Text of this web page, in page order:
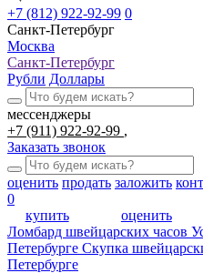
+7 (812) 922-92-99 0
Санкт-Петербург
Москва
Санкт-Петербург
Рубли Доллары
мессенджеры
+7 (911) 922-92-99
Заказать звонок
оценить продать заложить
0
купить
оценить
Ломбард швейцарских часов
Петербурге Скупка
Петербурге